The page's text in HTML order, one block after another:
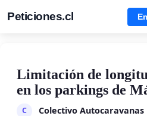
Peticiones.cl
Limitación de
en los parkings de
C Colectivo Autocaravanas